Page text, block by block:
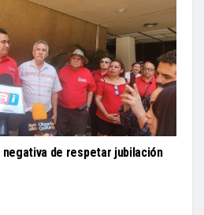
de respetar jubilación